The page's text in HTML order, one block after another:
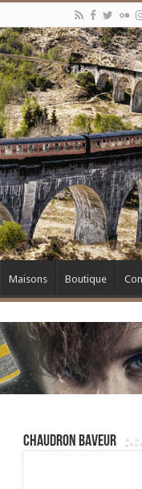
Maisons Boutique
Chaudron Baveur